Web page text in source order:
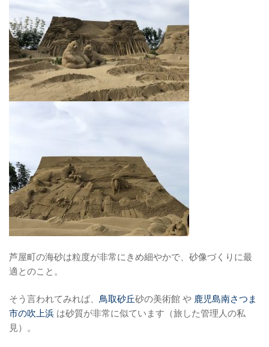
芦屋町の海砂は粒度が非常にきめ細やかで、砂像づくりに最
適とのこと。
そう言われてみれば、 鳥取砂丘砂の美術館 や 鹿児島南さつま
市の吹上浜 は砂質が非常に似ています（旅した管理人の私
見）。